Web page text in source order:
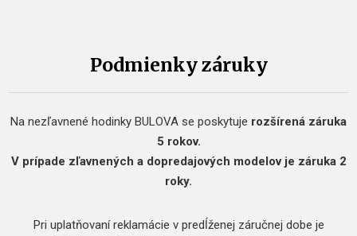
Podmienky záruky
Na nezľavnené hodinky BULOVA se poskytuje rozšírená záruka
5 rokov.
V prípade zľavnených a dopredajových modelov je záruka 2
roky.
Pri uplatňovaní reklamácie v predĺženej záručnej dobe je